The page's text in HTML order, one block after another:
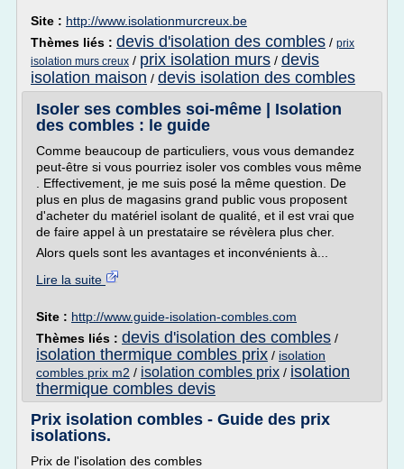
Site : http://www.isolationmurcreux.be
Thèmes liés : devis d'isolation des combles / prix
isolation murs creux / prix isolation murs / devis
isolation maison / devis isolation des combles
Isoler ses combles soi-même | Isolation
des combles : le guide
Comme beaucoup de particuliers, vous vous demandez
peut-être si vous pourriez isoler vos combles vous même
. Effectivement, je me suis posé la même question. De
plus en plus de magasins grand public vous proposent
d'acheter du matériel isolant de qualité, et il est vrai que
de faire appel à un prestataire se révèlera plus cher.
Alors quels sont les avantages et inconvénients à...
Lire la suite
Site : http://www.guide-isolation-combles.com
Thèmes liés : devis d'isolation des combles /
isolation thermique combles prix / isolation
combles prix m2 / isolation combles prix / isolation
thermique combles devis
Prix isolation combles - Guide des prix
isolations.
Prix de l'isolation des combles